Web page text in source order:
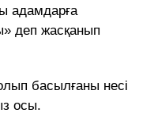
адамдарға
деп жасқанып
басылғаны несі
осы.